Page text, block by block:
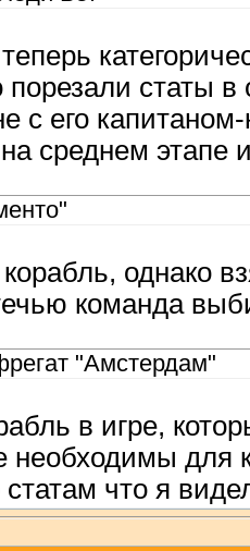
статы
с его
среднем этапе
однако
команда
"Амстердам"
в игре,
необходимы для
статам что я